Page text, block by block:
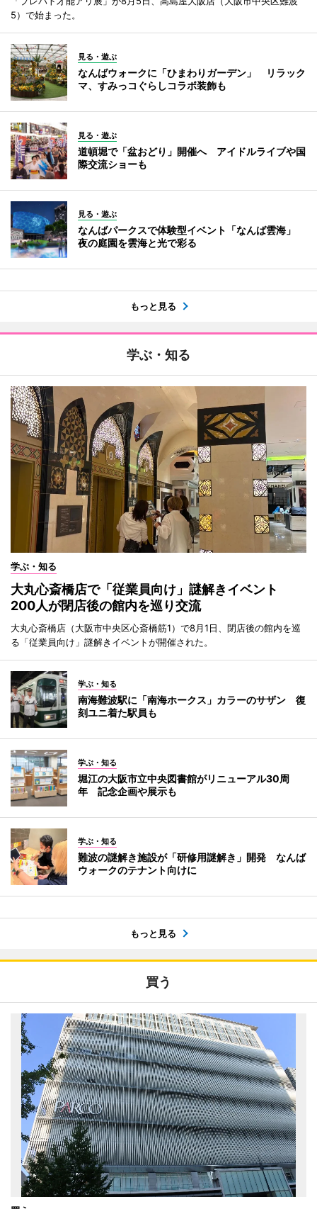
5）で始まった。
見る・遊ぶ
なんばウォークに「ひまわりガーデン」 リラック
マ、すみっコぐらしコラボ装飾も
見る・遊ぶ
道頓堀で「盆おどり」開催へ アイドルライブや国
際交流ショーも
見る・遊ぶ
なんばパークスで体験型イベント「なんば雲海」
夜の庭園を雲海と光で彩る
もっと見る
学ぶ・知る
学ぶ・知る
大丸心斎橋店で「従業員向け」謎解きイベント
200人が閉店後の館内を巡り交流
大丸心斎橋店（大阪市中央区心斎橋筋1）で8月1日、閉店後の館内を巡
る「従業員向け」謎解きイベントが開催された。
学ぶ・知る
南海難波駅に「南海ホークス」カラーのサザン 復
刻ユニ着た駅員も
学ぶ・知る
堀江の大阪市立中央図書館がリニューアル30周
年 記念企画や展示も
学ぶ・知る
難波の謎解き施設が「研修用謎解き」開発 なんば
ウォークのテナント向けに
もっと見る
買う